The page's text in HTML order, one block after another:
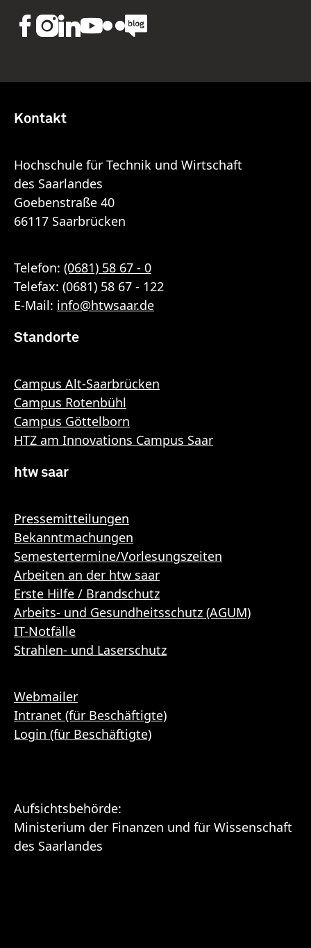
Kontakt
Hochschule für Technik und Wirtschaft
des Saarlandes
Goebenstraße 40
66117 Saarbrücken
Telefon: (0681) 58 67 - 0
Telefax: (0681) 58 67 - 122
E-Mail: info@htwsaar.de
Standorte
Campus Alt-Saarbrücken
Campus Rotenbühl
Campus Göttelborn
HTZ am Innovations Campus Saar
htw saar
Pressemitteilungen
Bekanntmachungen
Semestertermine/Vorlesungszeiten
Arbeiten an der htw saar
Erste Hilfe / Brandschutz
Arbeits- und Gesundheitsschutz (AGUM)
IT-Notfälle
Strahlen- und Laserschutz
Webmailer
Intranet (für Beschäftigte)
Login (für Beschäftigte)
Aufsichtsbehörde:
Ministerium der Finanzen und für Wissenschaft
des Saarlandes